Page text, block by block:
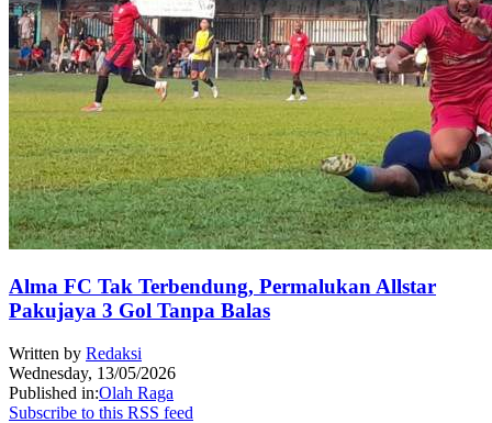
Alma FC Tak Terbendung, Permalukan Allstar
Pakujaya 3 Gol Tanpa Balas
Written by Redaksi
Wednesday, 13/05/2026
Published in:Olah Raga
Subscribe to this RSS feed